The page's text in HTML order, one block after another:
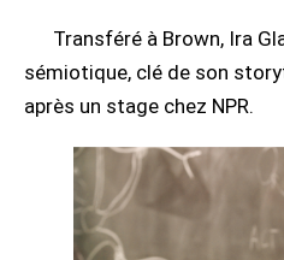
Transféré à Brown, Ira
sémiotique, clé de son
après un stage chez NPR.